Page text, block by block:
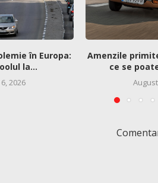
în Europa:
la...
2026
Amenzile
ce se